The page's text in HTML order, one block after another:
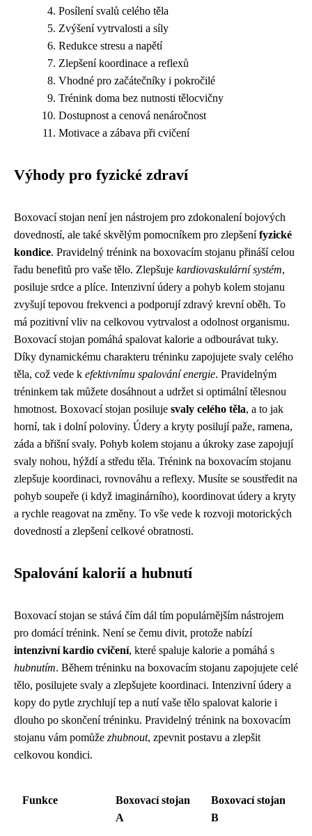
Posílení svalů celého těla
Zvýšení vytrvalosti a síly
Redukce stresu a napětí
Zlepšení koordinace a reflexů
Vhodné pro začátečníky i pokročilé
Trénink doma bez nutnosti tělocvičny
Dostupnost a cenová nenáročnost
Motivace a zábava při cvičení
Výhody pro fyzické zdraví
Boxovací stojan není jen nástrojem pro zdokonalení bojových
dovedností, ale také skvělým pomocníkem pro zlepšenífyzické
kondice. Pravidelný trénink na boxovacím stojanu přináší celou
řadu benefitů pro vaše tělo. Zlepšuje kardiovaskulární systém,
posiluje srdce a plíce. Intenzivní údery a pohyb kolem stojanu
zvyšují tepovou frekvenci a podporují zdravý krevní oběh. To
má pozitivní vliv na celkovou vytrvalost a odolnost organismu.
Boxovací stojan pomáhá spalovat kalorie a odbourávat tuky.
Díky dynamickému charakteru tréninku zapojujete svaly celého
těla, což vede k efektivnímu spalování energie. Pravidelným
tréninkem tak můžete dosáhnout a udržet si optimální tělesnou
hmotnost. Boxovací stojan posiluje svaly celého těla, a to jak
horní, tak i dolní poloviny. Údery a kryty posilují paže, ramena,
záda a břišní svaly. Pohyb kolem stojanu a úkroky zase zapojují
svaly nohou, hýždí a středu těla. Trénink na boxovacím stojanu
zlepšuje koordinaci, rovnováhu a reflexy. Musíte se soustředit na
pohyb soupeře (i když imaginárního), koordinovat údery a kryty
a rychle reagovat na změny. To vše vede k rozvoji motorických
dovedností a zlepšení celkové obratnosti.
Spalování kalorií a hubnutí
Boxovací stojan se stává čím dál tím populárnějším nástrojem
pro domácí trénink. Není se čemu divit, protože nabízí
intenzivní kardio cvičení, které spaluje kalorie a pomáhá s
hubnutím. Během tréninku na boxovacím stojanu zapojujete celé
tělo, posilujete svaly a zlepšujete koordinaci. Intenzivní údery a
kopy do pytle zrychlují tep a nutí vaše tělo spalovat kalorie i
dlouho po skončení tréninku. Pravidelný trénink na boxovacím
stojanu vám pomůže zhubnout, zpevnit postavu a zlepšit
celkovou kondici.
Funkce
Boxovací stojan
A
Boxovací stojan
B